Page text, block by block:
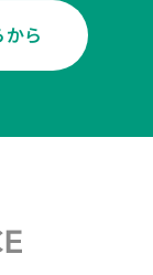
ら